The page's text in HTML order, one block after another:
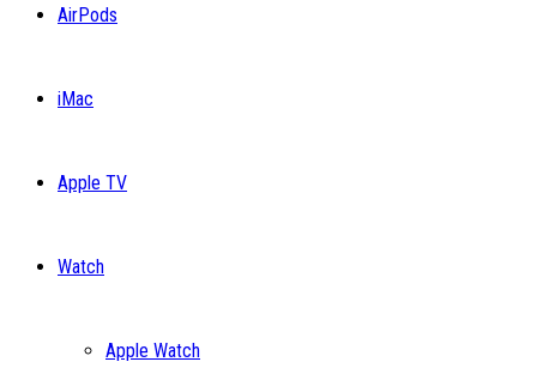
AirPods
iMac
Apple TV
Watch
Apple Watch